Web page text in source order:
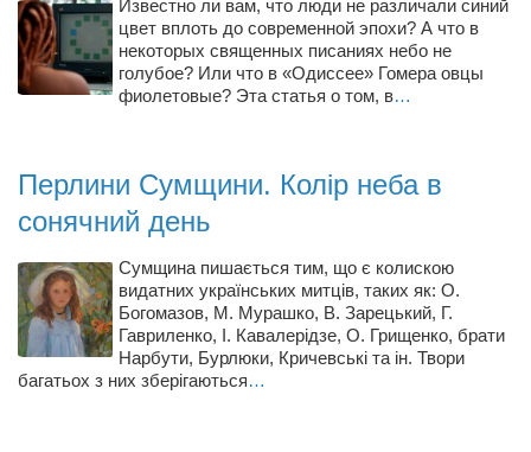
Конкурсы
Фестиваль. Конкурс «Колибри» 2017
Конкурс «Колибри» 2016
Литературный конкурс «Я люблю Украину»
Конкурс «Колибри» 2013
Интервью
Известно ли вам, что люди не различали синий
цвет вплоть до современной эпохи? А что в
некоторых священных писаниях небо не
голубое? Или что в «Одиссее» Гомера овцы
фиолетовые? Эта статья о том, в…
Перлини Сумщини. Колір неба в
сонячний день
Сумщина пишається тим, що є колискою
видатних українських митців, таких як: О.
Богомазов, М. Мурашко, В. Зарецький, Г.
Гавриленко, І. Кавалерідзе, О. Грищенко, брати
Нарбути, Бурлюки, Кричевські та ін. Твори
багатьох з них зберігаються…